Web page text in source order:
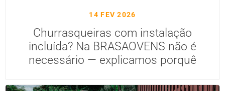
14 FEV 2026
Churrasqueiras com instalação
incluída? Na BRASAOVENS não é
necessário — explicamos porquê